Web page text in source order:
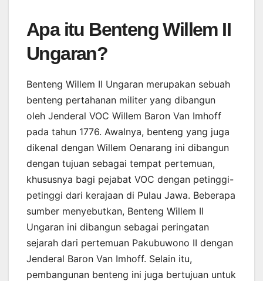
Apa itu Benteng Willem II
Ungaran?
Benteng Willem II Ungaran merupakan sebuah
benteng pertahanan militer yang dibangun
oleh Jenderal VOC Willem Baron Van Imhoff
pada tahun 1776. Awalnya, benteng yang juga
dikenal dengan Willem Oenarang ini dibangun
dengan tujuan sebagai tempat pertemuan,
khususnya bagi pejabat VOC dengan petinggi-
petinggi dari kerajaan di Pulau Jawa. Beberapa
sumber menyebutkan, Benteng Willem II
Ungaran ini dibangun sebagai peringatan
sejarah dari pertemuan Pakubuwono II dengan
Jenderal Baron Van Imhoff. Selain itu,
pembangunan benteng ini juga bertujuan untuk